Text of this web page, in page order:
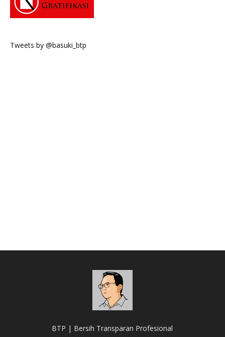
Tweets by @basuki_btp
BTP | Bersih Transparan Profesional